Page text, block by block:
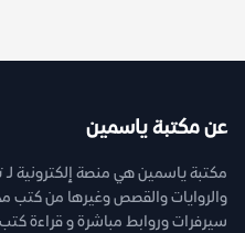
عن مكتبة ياسمين
مكتبة ياسمين هي منصة إلكترونية لـ
سيرفرات وروابط مباشرة و قراءة كتب